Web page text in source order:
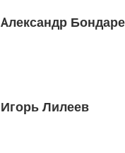
Aлександр
Игорь Лилеев